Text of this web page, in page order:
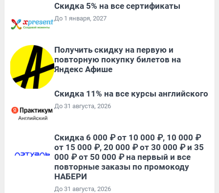
Скидка 5% на все сертификаты
До 1 января, 2027
Получить скидку на первую и
повторную покупку билетов на
Яндекс Афише
Скидка 11% на все курсы английского
До 31 августа, 2026
Скидка 6 000 ₽ от 10 000 ₽, 10 000 ₽
от 15 000 ₽, 20 000 ₽ от 30 000 ₽ и 35
000 ₽ от 50 000 ₽ на первый и все
повторные заказы по промокоду
НАБЕРИ
До 31 августа, 2026